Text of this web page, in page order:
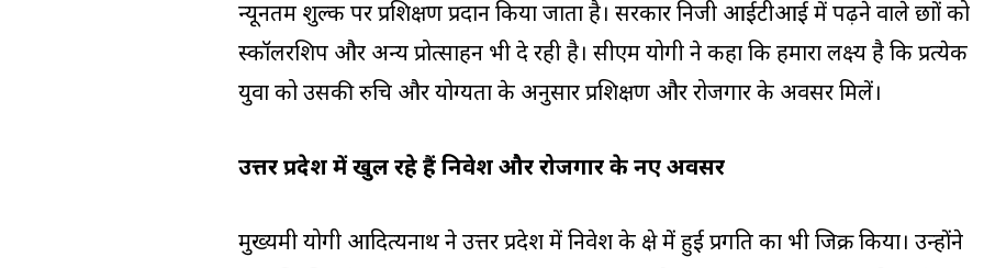
न्यूनतम शुल्क पर प्रशिक्षण प्रदान किया जाता है। सरकार निजी आईटीआई में पढ़ने वाले छात्रों को
स्कॉलरशिप और अन्य प्रोत्साहन भी दे रही है। सीएम योगी ने कहा कि हमारा लक्ष्य है कि प्रत्येक
युवा को उसकी रुचि और योग्यता के अनुसार प्रशिक्षण और रोजगार के अवसर मिलें।
उत्तर प्रदेश में खुल रहे हैं निवेश और रोजगार के नए अवसर
मुख्यमंत्री योगी आदित्यनाथ ने उत्तर प्रदेश में निवेश के क्षेत्र में हुई प्रगति का भी जिक्र किया। उन्होंने